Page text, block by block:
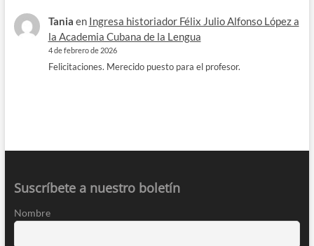
Tania en Ingresa historiador Félix Julio Alfonso López a
la Academia Cubana de la Lengua
4 de febrero de 2026
Felicitaciones. Merecido puesto para el profesor.
Suscríbete a nuestro boletín
Nombre